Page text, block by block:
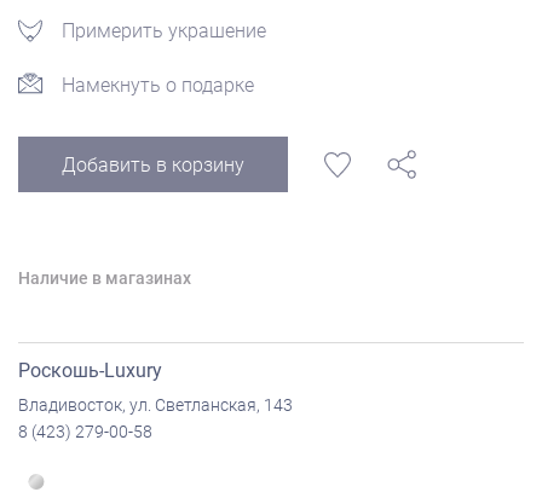
Примерить украшение
Намекнуть о подарке
Добавить в корзину
Наличие в магазинах
Роскошь-Luxury
Владивосток, ул. Светланская, 143
8 (423) 279-00-58